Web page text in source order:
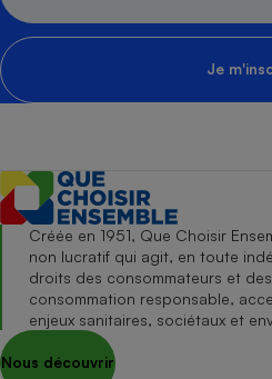
Je
Créée en 1951, Que Choisir
non lucratif qui agit, en toute
droits des consommateurs et
consommation responsable,
enjeux sanitaires, sociétaux et
Nous découvrir